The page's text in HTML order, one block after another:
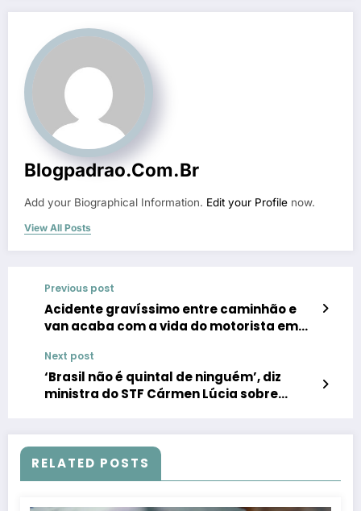
Blogpadrao.com.br
Add your Biographical Information. Edit your Profile now.
View All Posts
Previous post
Acidente gravíssimo entre caminhão e
van acaba com a vida do motorista em
Next post
‘Brasil não é quintal de ninguém’, diz
ministra do STF Cármen Lúcia sobre
RELATED POSTS